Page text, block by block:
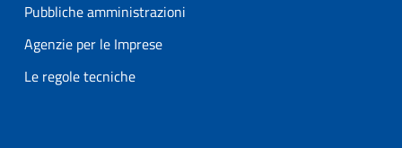
Pubbliche amministrazioni
Agenzie per le Imprese
Le regole tecniche